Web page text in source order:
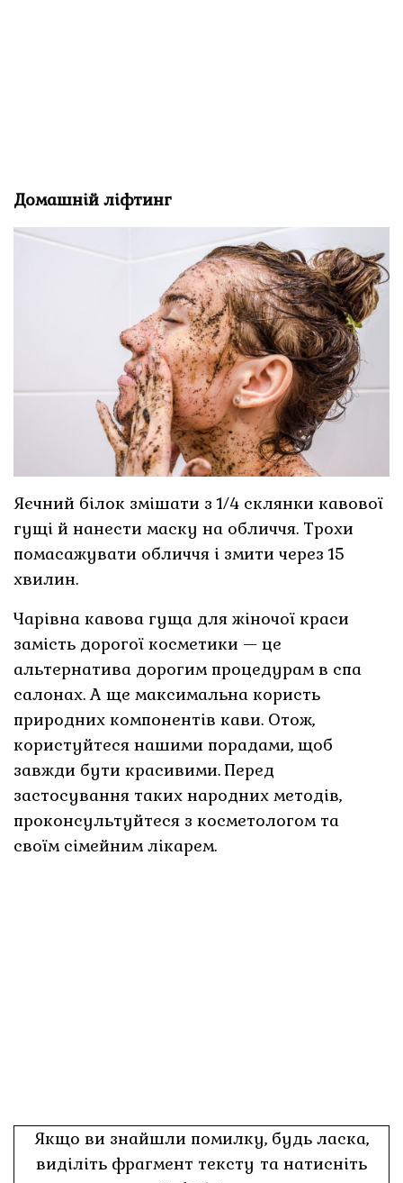
Домашній ліфтинг
Яєчний білок змішати з 1⁄4 склянки кавової
гущі й нанести маску на обличчя. Трохи
помасажувати обличчя і змити через 15
хвилин.
Чарівна кавова гуща для жіночої краси
замість дорогої косметики — це
альтернатива дорогим процедурам в спа
салонах. А ще максимальна користь
природних компонентів кави. Отож,
користуйтеся нашими порадами, щоб
завжди бути красивими. Перед
застосування таких народних методів,
проконсультуйтеся з косметологом та
своїм сімейним лікарем.
Якщо ви знайшли помилку, будь ласка,
виділіть фрагмент тексту та натисніть